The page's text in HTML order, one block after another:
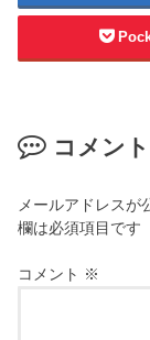
コメン
メールアドレスが
欄は必須項目です
コメント ※